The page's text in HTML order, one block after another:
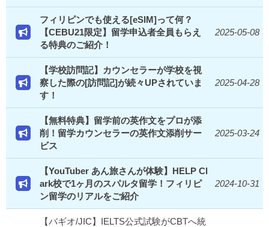
フィリピンでも使える[eSIM]って何？
【CEBU21限定】留学申込者全員もらえ
る特典のご紹介！
2025-05-08
【学校訪問記】カウンセラーが学校を視
察した際の[訪問記]が続々UPされていま
す！
2025-04-28
【無料特典】留学前の英作文をプロが添
削！留学カウンセラーの英作文添削サー
ビス
2025-03-24
【YouTuber あん旅さんが体験】HELP Cl
ark校で1ヶ月のスパルタ留学！フィリピ
ン留学のリアルをご紹介
2024-10-31
【バギオ/JIC】IELTS公式試験がCBTへ統